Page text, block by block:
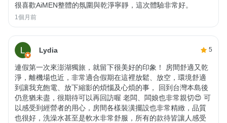
很喜歡AiMEN整體的氛圍與乾淨寧靜，這次體驗非常好。
1個月前
Lydia 5
連假第一次來澎湖獨旅，就留下很美好的印象！ 房間舒適又乾
淨，離機場也近，非常適合假期在這裡放鬆、放空，環境舒適
到讓我充飽電、放下縮影的煩惱及心煩的事， 回到台灣本島後
仍意猶未盡，很期待可以再回訪喔 老闆、闆娘也非常親切😍 可
以感受到經營者的用心，房間各樣裝潢擺設也非常精緻，品質
也很好，洗澡水甚至是軟水非常舒服，所有的款待皆讓人感受